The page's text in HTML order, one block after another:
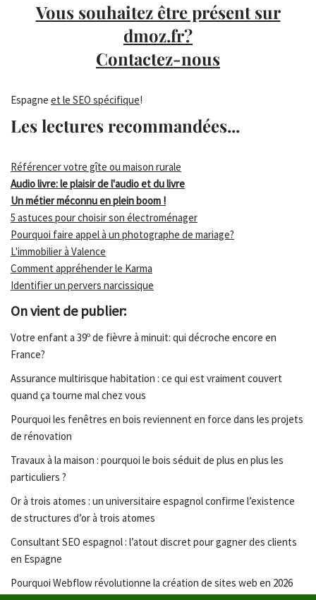
Vous souhaitez être présent sur
dmoz.fr?
Contactez-nous
Espagne et le SEO spécifique!
Les lectures recommandées...
Référencer votre gîte ou maison rurale
Audio livre: le plaisir de l'audio et du livre
Un métier méconnu en plein boom !
5 astuces pour choisir son électroménager
Pourquoi faire appel à un photographe de mariage?
L'immobilier à Valence
Comment appréhender le Karma
Identifier un pervers narcissique
On vient de publier:
Votre enfant a 39º de fièvre à minuit: qui décroche encore en
France?
Assurance multirisque habitation : ce qui est vraiment couvert
quand ça tourne mal chez vous
Pourquoi les fenêtres en bois reviennent en force dans les projets
de rénovation
Travaux à la maison : pourquoi le bois séduit de plus en plus les
particuliers ?
Or à trois atomes : un universitaire espagnol confirme l’existence
de structures d’or à trois atomes
Consultant SEO espagnol : l’atout discret pour gagner des clients
en Espagne
Pourquoi Webflow révolutionne la création de sites web en 2026